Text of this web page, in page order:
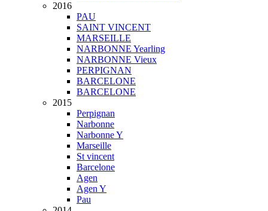
2016
PAU
SAINT VINCENT
MARSEILLE
NARBONNE Yearling
NARBONNE Vieux
PERPIGNAN
BARCELONE
BARCELONE
2015
Perpignan
Narbonne
Narbonne Y
Marseille
St vincent
Barcelone
Agen
Agen Y
Pau